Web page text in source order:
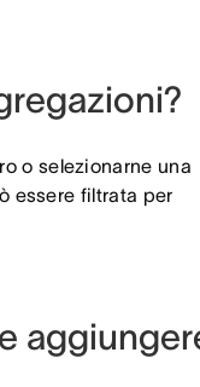
o selezionarne una
essere filtrata per